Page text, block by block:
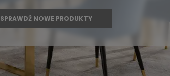
SPRAWDŹ NOWE PRODUKTY